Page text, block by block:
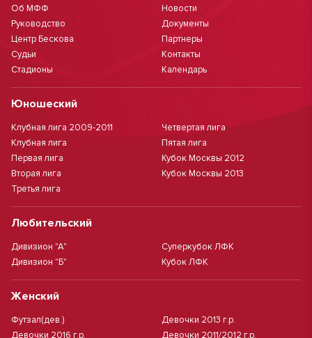
Об МФФ
Руководство
Центр Бескова
Судьи
Стадионы
Новости
Документы
Партнеры
Контакты
Календарь
Юношеский
Клубная лига 2009-2011
Клубная лига
Первая лига
Вторая лига
Третья лига
Четвертая лига
Пятая лига
Кубок Москвы 2012
Кубок Москвы 2013
Любительский
Дивизион "А"
Дивизион "Б"
Суперкубок ЛФК
Кубок ЛФК
Женский
Футзал(дев.)
Девочки 2016 г.р.
Девочки 2013 г.р.
Девочки 2011/2012 г.р.